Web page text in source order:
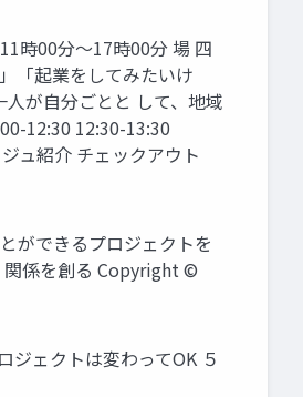
時00分～17時00分 場 四
「起業をしてみたいけ
が自分ごとと して、地域
12:30 12:30-13:30
ュ紹介 チェックアウト
ができるプロジェクトを
関係を創る Copyright ©
ジェクトは変わってOK ５